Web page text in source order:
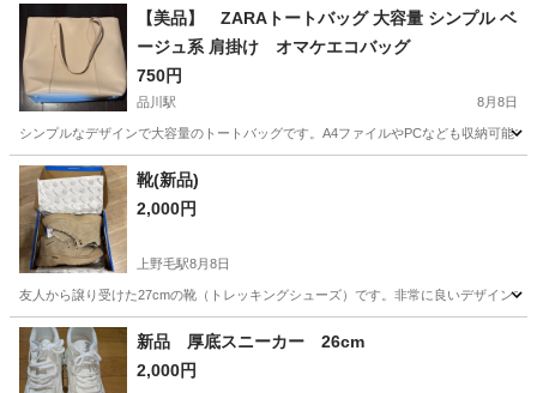
東京 港区 田町駅 ジェラートピケ
【美品】 ZARAトートバッグ 大容量 シンプル ベ
ージュ系 肩掛け オマケエコバッグ
750円
品川駅 8月8日
シンプルなデザインで大容量のトートバッグです。A4ファイルやPCなども収納可能
東京 港区 品川駅
靴(新品)
2,000円
上野毛駅8月8日
友人から譲り受けた27cmの靴（トレッキングシューズ）です。非常に良いデザイン
東京 世田谷区 上野毛駅
新品 厚底スニーカー 26cm
2,000円